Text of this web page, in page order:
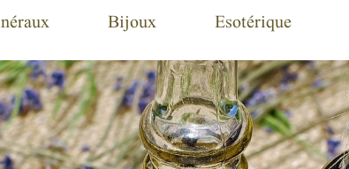
Bijoux Esotérique